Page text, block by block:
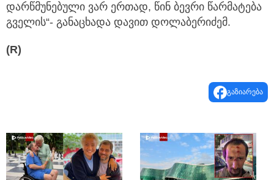
დარწმუნებული ვარ ერთად, წინ ბევრი წარმატება
გველის“- განაცხადა დავით დოლაბერიძემ.
(R)
გაზიარება